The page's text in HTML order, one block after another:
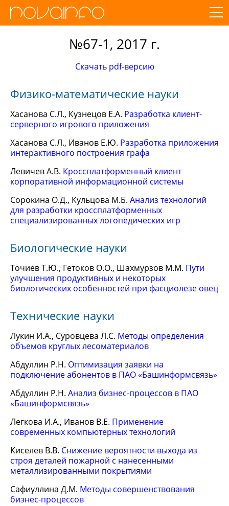
№67-1, 2017 г.
Скачать pdf-версию
Физико-математические науки
Хасанова С.Л., Кузнецов Е.А. Разработка клиент-
серверного игрового приложения
Хасанова С.Л., Иванов Е.Ю. Разработка приложения
интерактивного построения графа
Левичев А.В. Кроссплатформенный клиент
корпоративной информационной системы
Сорокина О.Д., Кульцова М.Б. Анализ технологий
для разработки кроссплатформенных
специализированных логопедических игр
Биологические науки
Точиев Т.Ю., Гетоков О.О., Шахмурзов М.М. Пути
улучшения продуктивных и некоторых
биологических особенностей при фасциолезе овец
Технические науки
Лукин И.А., Суровцева Л.С. Методы определения
объемов круглых лесоматериалов
Абдуллин Р.Н. Оптимизация заявки на
подключение абонентов в ПАО «Башинформсвязь»
Абдуллин Р.Н. Анализ бизнес-процессов в ПАО
«Башинформсвязь»
Легкова И.А., Иванов В.Е. Применение
современных компьютерных технологий
Киселев В.В. Снижение вероятности выхода из
строя деталей пожарной с нанесенными
металлизированными покрытиями
Сафиуллина Д.М. Методы совершенствования
бизнес-процессов